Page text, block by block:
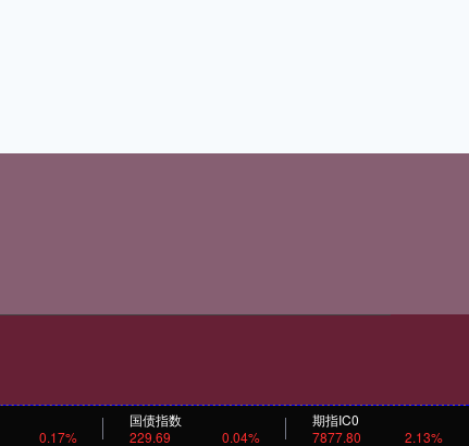
0.17%
国债指数
229.69
0.04%
期指IC0
7877.80
2.13%